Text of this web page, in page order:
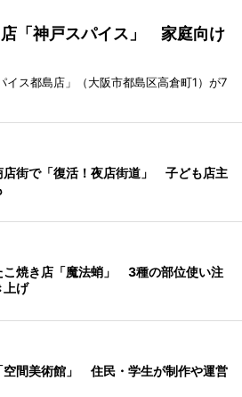
「神戸スパイス」 家庭向け
イス都島店」（大阪市都島区高倉町1）が7
店街で「復活！夜店街道」 子ども店主
こ焼き店「魔法蛸」 3種の部位使い注
上げ
空間美術館」 住民・学生が制作や運営